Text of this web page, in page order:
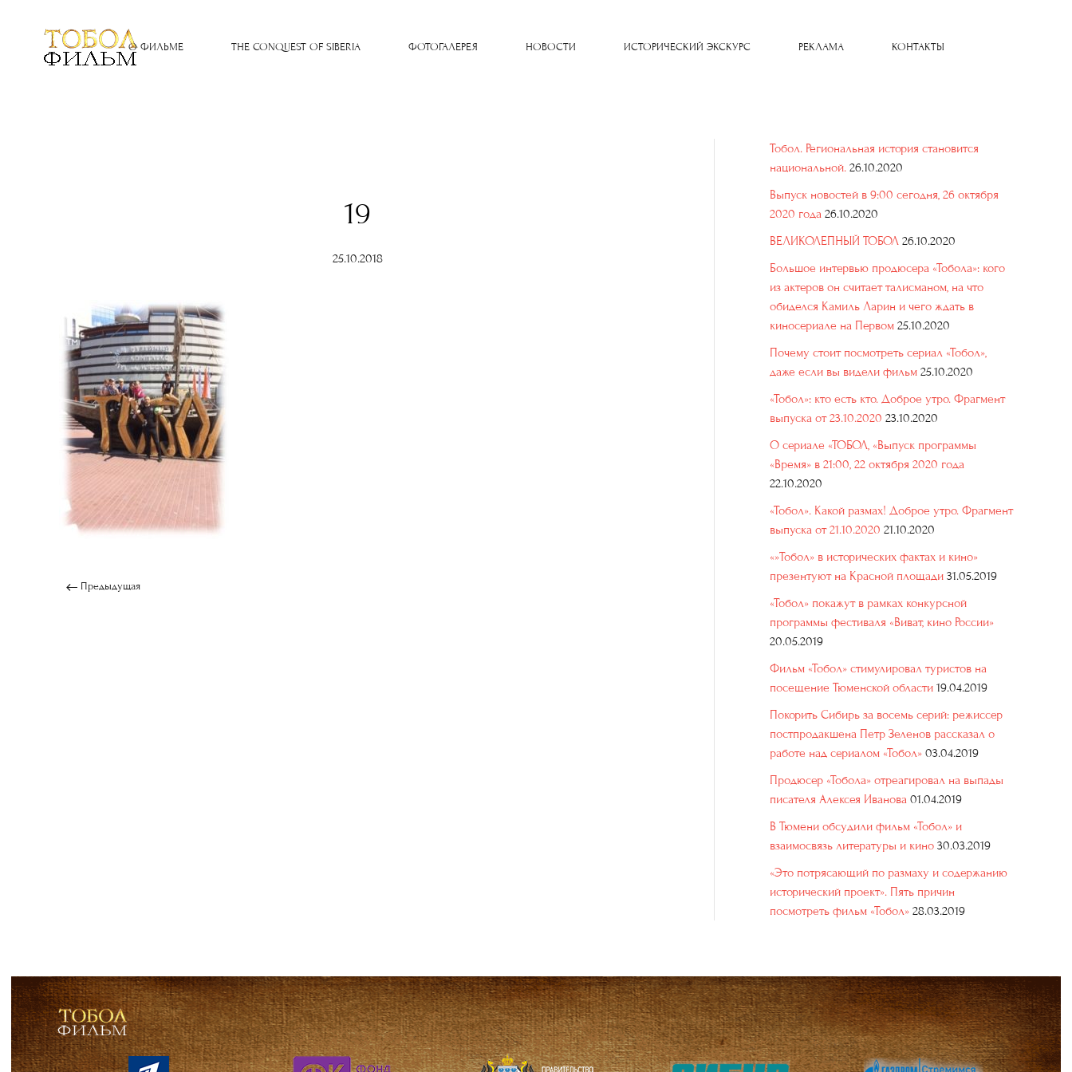
О ФИЛЬМЕ THE CONQUEST OF SIBERIA ФОТОГАЛЕРЕЯ НОВОСТИ ИСТОРИЧЕСКИЙ ЭКСКУРС РЕКЛАМА КОНТАКТЫ
19
25.10.2018
Предыдущая
Тобол. Региональная история становится
национальной. 26.10.2020
Выпуск новостей в 9:00 сегодня, 26 октября
2020 года 26.10.2020
ВЕЛИКОЛЕПНЫЙ ТОБОЛ 26.10.2020
Большое интервью продюсера «Тобола»: кого
из актеров он считает талисманом, на что
обиделся Камиль Ларин и чего ждать в
киносериале на Первом 25.10.2020
Почему стоит посмотреть сериал «Тобол»,
даже если вы видели фильм 25.10.2020
«Тобол»: кто есть кто. Доброе утро. Фрагмент
выпуска от 23.10.2020 23.10.2020
О сериале «ТОБОЛ, «Выпуск программы
«Время» в 21:00, 22 октября 2020 года
22.10.2020
«Тобол». Какой размах! Доброе утро. Фрагмент
выпуска от 21.10.2020 21.10.2020
«»Тобол» в исторических фактах и кино»
презентуют на Красной площади 31.05.2019
«Тобол» покажут в рамках конкурсной
программы фестиваля «Виват, кино России»
20.05.2019
Фильм «Тобол» стимулировал туристов на
посещение Тюменской области 19.04.2019
Покорить Сибирь за восемь серий: режиссер
постпродакшена Петр Зеленов рассказал о
работе над сериалом «Тобол» 03.04.2019
Продюсер «Тобола» отреагировал на выпады
писателя Алексея Иванова 01.04.2019
В Тюмени обсудили фильм «Тобол» и
взаимосвязь литературы и кино 30.03.2019
«Это потрясающий по размаху и содержанию
исторический проект». Пять причин
посмотреть фильм «Тобол» 28.03.2019